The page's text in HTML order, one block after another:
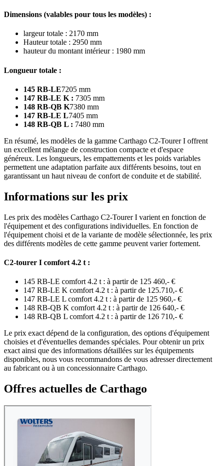
Dimensions (valables pour tous les modèles) :
largeur totale : 2170 mm
Hauteur totale : 2950 mm
hauteur du montant intérieur : 1980 mm
Longueur totale :
145 RB-LE7205 mm
147 RB-LE K : 7305 mm
148 RB-QB K7380 mm
147 RB-LE L7405 mm
148 RB-QB L : 7480 mm
En résumé, les modèles de la gamme Carthago C2-Tourer I offrent
un excellent mélange de construction compacte et d'espace
généreux. Les longueurs, les empattements et les poids variables
permettent une adaptation parfaite aux différents besoins, tout en
garantissant un haut niveau de confort de conduite et de stabilité.
Informations sur les prix
Les prix des modèles Carthago C2-Tourer I varient en fonction de
l'équipement et des configurations individuelles. En fonction de
l'équipement choisi et de la variante de modèle sélectionnée, les prix
des différents modèles de cette gamme peuvent varier fortement.
C2-tourer I comfort 4.2 t :
145 RB-LE comfort 4.2 t : à partir de 125 460,- €
147 RB-LE K comfort 4.2 t : à partir de 125.710,- €
147 RB-LE L comfort 4.2 t : à partir de 125 960,- €
148 RB-QB K comfort 4.2 t : à partir de 126 640,- €
148 RB-QB L comfort 4.2 t : à partir de 126 710,- €
Le prix exact dépend de la configuration, des options d'équipement
choisies et d'éventuelles demandes spéciales. Pour obtenir un prix
exact ainsi que des informations détaillées sur les équipements
disponibles, nous vous recommandons de vous adresser directement
au fabricant ou à un concessionnaire Carthago.
Offres actuelles de Carthago